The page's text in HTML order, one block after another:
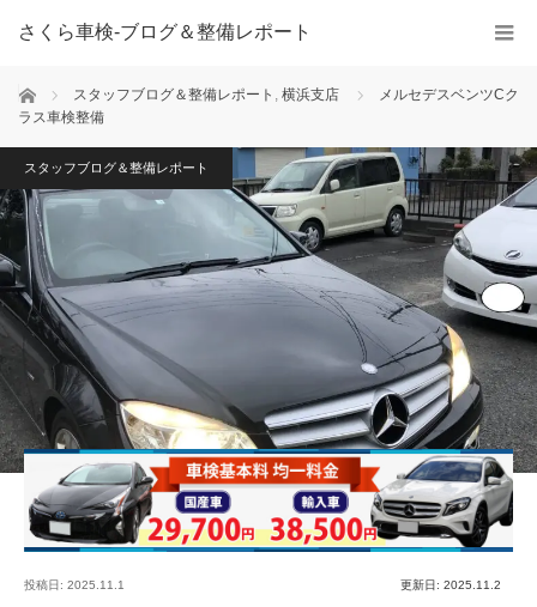
さくら車検‐ブログ＆整備レポート
ホーム スタッフブログ＆整備レポート , 横浜支店
メルセデスベンツCク
ラス車検整備
スタッフブログ＆整備レポート
投稿日: 2025.11.1 更新日: 2025.11.2